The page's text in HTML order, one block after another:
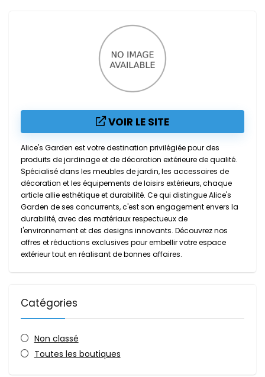
VOIR LE SITE
Alice's Garden est votre destination privilégiée pour des
produits de jardinage et de décoration extérieure de qualité.
Spécialisé dans les meubles de jardin, les accessoires de
décoration et les équipements de loisirs extérieurs, chaque
article allie esthétique et durabilité. Ce qui distingue Alice's
Garden de ses concurrents, c'est son engagement envers la
durabilité, avec des matériaux respectueux de
l'environnement et des designs innovants. Découvrez nos
offres et réductions exclusives pour embellir votre espace
extérieur tout en réalisant de bonnes affaires.
Catégories
Non classé
Toutes les boutiques